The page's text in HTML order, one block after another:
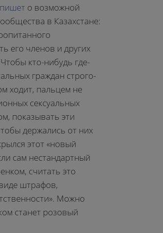
пишет о возможной
в Казахстане:
его членов и других
кто-нибудь где-
граждан строго-
ходит, пальцем не
сексуальных
показывать эти
держались от них
этот «новый
сам нестандартный
считать это
штрафов,
Можно
станет розовый